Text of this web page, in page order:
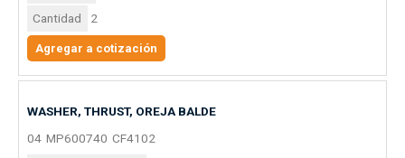
Cantidad
2
Agregar a cotización
WASHER, THRUST, OREJA BALDE
04 MP600740 CF4102